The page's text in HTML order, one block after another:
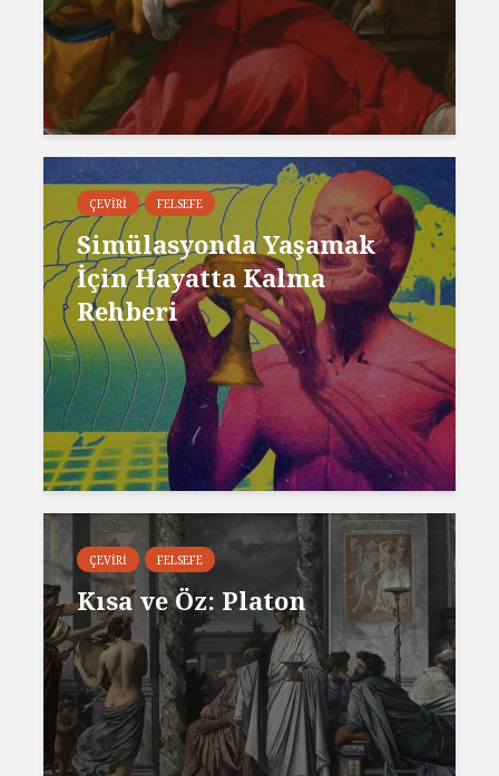
ÇEVIRI FELSEFE
Simülasyonda Yaşamak
İçin Hayatta Kalma
Rehberi
ÇEVIRI FELSEFE
Kısa ve Öz: Platon